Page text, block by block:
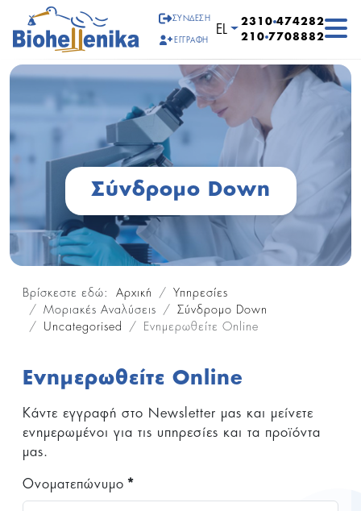
ΣΎΝΔΕΣΗ
ΕΓΓΡΑΦΉ
Επιλέξτε τη γλώσσα
EL
2310 474282
210 7708882
Σύνδρομο Down
Βρίσκεστε εδώ: Αρχική
Υπηρεσίες
Μοριακές Αναλύσεις
Σύνδρομο Down
Uncategorised
Ενημερωθείτε Online
Ενημερωθείτε Online
Κάντε εγγραφή στο Newsletter μας και μείνετε
ενημερωμένοι για τις υπηρεσίες και τα προϊόντα
μας.
Ονοματεπώνυμο *